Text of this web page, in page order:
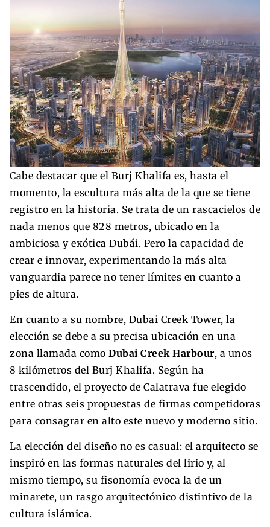
Cabe destacar que el Burj Khalifa es, hasta el
momento, la escultura más alta de la que se tiene
registro en la historia. Se trata de un rascacielos de
nada menos que 828 metros, ubicado en la
ambiciosa y exótica Dubái. Pero la capacidad de
crear e innovar, experimentando la más alta
vanguardia parece no tener límites en cuanto a
pies de altura.
En cuanto a su nombre, Dubai Creek Tower, la
elección se debe a su precisa ubicación en una
zona llamada como Dubai Creek Harbour, a unos
8 kilómetros del Burj Khalifa. Según ha
trascendido, el proyecto de Calatrava fue elegido
entre otras seis propuestas de firmas competidoras
para consagrar en alto este nuevo y moderno sitio.
La elección del diseño no es casual: el arquitecto se
inspiró en las formas naturales del lirio y, al
mismo tiempo, su fisonomía evoca la de un
minarete, un rasgo arquitectónico distintivo de la
cultura islámica.